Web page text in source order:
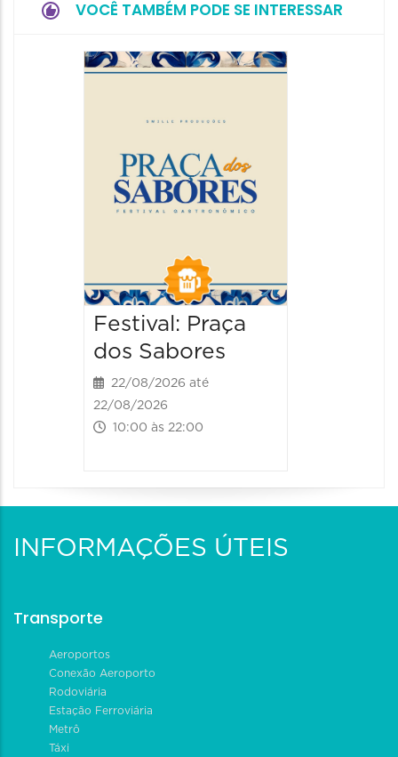
VOCÊ TAMBÉM PODE SE INTERESSAR
Festival: Praça
dos Sabores
22/08/2026 até
22/08/2026
10:00 às 22:00
INFORMAÇÕES ÚTEIS
Transporte
Aeroportos
Conexão Aeroporto
Rodoviária
Estação Ferroviária
Metrô
Táxi